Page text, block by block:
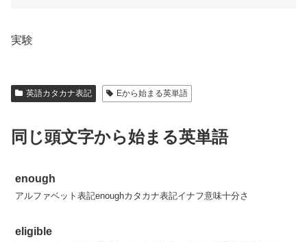
実験
英語カタカナ表記 Eから始まる英単語
同じ頭文字から始まる英単語
enough
アルファベット表記enoughカタカナ表記イナフ意味十分さ
eligible